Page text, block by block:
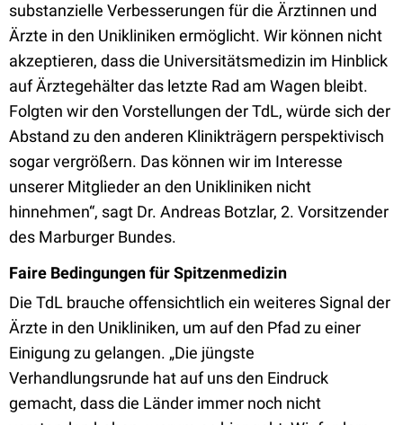
substanzielle Verbesserungen für die Ärztinnen und
Ärzte in den Unikliniken ermöglicht. Wir können nicht
akzeptieren, dass die Universitätsmedizin im Hinblick
auf Ärztegehälter das letzte Rad am Wagen bleibt.
Folgten wir den Vorstellungen der TdL, würde sich der
Abstand zu den anderen Klinikträgern perspektivisch
sogar vergrößern. Das können wir im Interesse
unserer Mitglieder an den Unikliniken nicht
hinnehmen“, sagt Dr. Andreas Botzlar, 2. Vorsitzender
des Marburger Bundes.
Faire Bedingungen für Spitzenmedizin
Die TdL brauche offensichtlich ein weiteres Signal der
Ärzte in den Unikliniken, um auf den Pfad zu einer
Einigung zu gelangen. „Die jüngste
Verhandlungsrunde hat auf uns den Eindruck
gemacht, dass die Länder immer noch nicht